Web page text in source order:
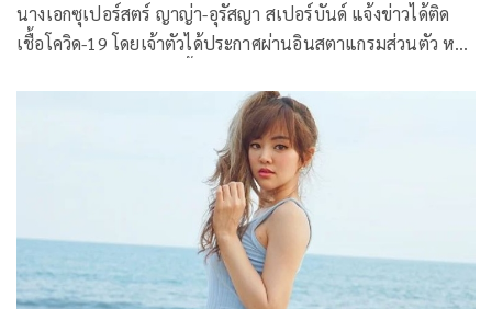
นางเอกซุเปอร์สตร์ ญาญ่า-อุรัสญา สเปอร์บันด์ แจ้งข่าวได้ติด
เชื้อโควิด-19 โดยเจ้าตัวได้ประกาศผ่านอินสตาแกรมส่วนตัว หลัง
รับผลกระทบ ซึ่ง ญาญ่า ได้เขียนแจ้งไว้ว่า